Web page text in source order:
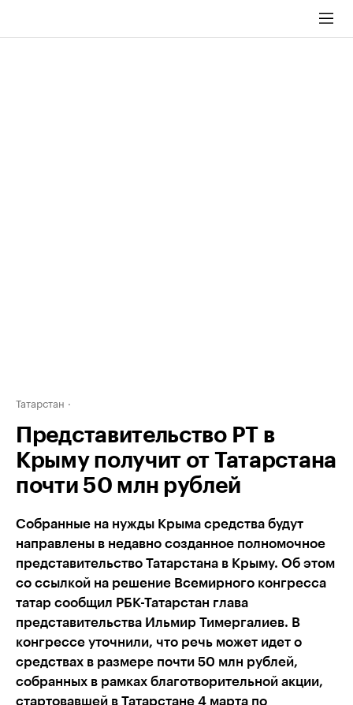
Татарстан
Представительство РТ в
Крыму получит от Татарстана
почти 50 млн рублей
Собранные на нужды Крыма средства будут
направлены в недавно созданное полномочное
представительство Татарстана в Крыму. Об этом
со ссылкой на решение Всемирного конгресса
татар сообщил РБК-Татарстан глава
представительства Ильмир Тимергалиев. В
конгрессе уточнили, что речь может идет о
средствах в размере почти 50 млн рублей,
собранных в рамках благотворительной акции,
стартовавшей в Татарстане 4 марта по